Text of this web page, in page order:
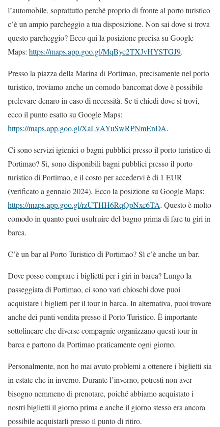
l’automobile, soprattutto perché proprio di fronte al porto turistico
c’è un ampio parcheggio a tua disposizione. Non sai dove si trova
questo parcheggio? Ecco qui la posizione precisa su Google
Maps: https://maps.app.goo.gl/MqByc2TXJvHYSTGJ9.
Presso la piazza della Marina di Portimao, precisamente nel porto
turistico, troviamo anche un comodo bancomat dove è possibile
prelevare denaro in caso di necessità. Se ti chiedi dove si trovi,
ecco il punto esatto su Google Maps:
https://maps.app.goo.gl/XaLvAYuSwRPNmEnDA.
Ci sono servizi igienici o bagni pubblici presso il porto turistico di
Portimao? Sì, sono disponibili bagni pubblici presso il porto
turistico di Portimao, e il costo per accedervi è di 1 EUR
(verificato a gennaio 2024). Ecco la posizione su Google Maps:
https://maps.app.goo.gl/rzUTHH6RqQpNxc6TA. Questo è molto
comodo in quanto puoi usufruire del bagno prima di fare tu giri in
barca.
C’è un bar al Porto Turistico di Portimao? Sì c’è anche un bar.
Dove posso comprare i biglietti per i giri in barca? Lungo la
passeggiata di Portimao, ci sono vari chioschi dove puoi
acquistare i biglietti per il tour in barca. In alternativa, puoi trovare
anche dei punti vendita presso il Porto Turistico. È importante
sottolineare che diverse compagnie organizzano questi tour in
barca e partono da Portimao praticamente ogni giorno.
Personalmente, non ho mai avuto problemi a ottenere i biglietti sia
in estate che in inverno. Durante l’inverno, potresti non aver
bisogno nemmeno di prenotare, poiché abbiamo acquistato i
nostri biglietti il giorno prima e anche il giorno stesso era ancora
possibile acquistarli presso il punto di ritiro.